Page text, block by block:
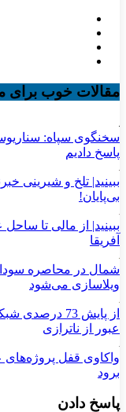
مقالات خوب برای
سخنگوی سپاه:
پاسخ دادیم
ببینید| تلخ و شیرینی
بی‌پایان!
ببینید| از مالی تا
آفریقا
شمال در محاصره
ویلاسازی می‌شود
از پایش 73
عبور از ناترازی
واکاوی قفل پروژه‌های
برود
پاسخ دادن